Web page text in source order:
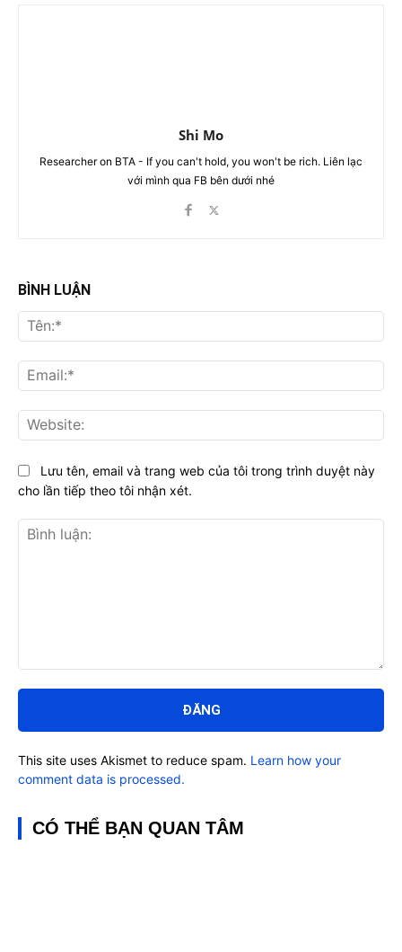
Shi Mo
Researcher on BTA - If you can't hold, you won't be rich. Liên lạc
với mình qua FB bên dưới nhé
BÌNH LUẬN
luận:
Lưu tên, email và trang web của tôi trong trình duyệt này
cho lần tiếp theo tôi nhận xét.
This site uses Akismet to reduce spam. Learn how your
comment data is processed.
CÓ THỂ BẠN QUAN TÂM